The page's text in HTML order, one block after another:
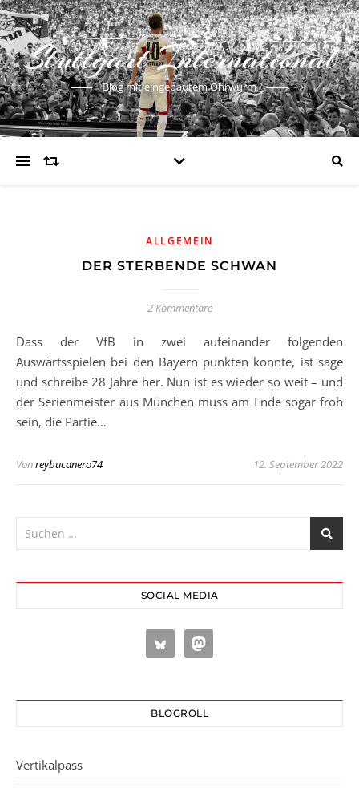
Stuttgart International
Blog mit eingebautem Ohrwurm
ALLGEMEIN
DER STERBENDE SCHWAN
2 Kommentare
Dass der VfB in zwei aufeinander folgenden
Auswärtsspielen bei den Bayern punkten konnte, ist sage
und schreibe 28 Jahre her. Nun ist es wieder so weit – und
der Serienmeister aus München muss am Ende sogar froh
sein, die Partie…
Vonreybucanero74 12. September 2022
SOCIAL MEDIA
BLOGROLL
Vertikalpass